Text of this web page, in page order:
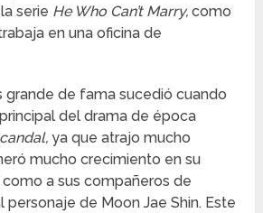
serie He Who Can’t Marry, como
en una oficina de
grande de fama sucedió cuando
del drama de época
ya que atrajo mucho
mucho crecimiento en su
a sus compañeros de
personaje de Moon Jae Shin. Este